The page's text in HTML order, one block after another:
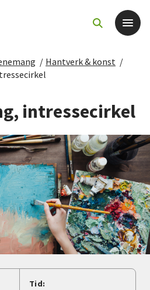
/ Hantverk & konst /
intressecirkel
Tid: